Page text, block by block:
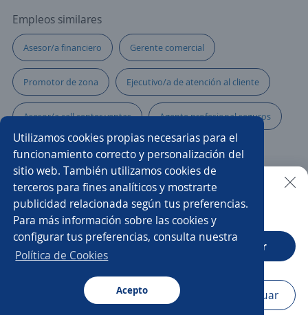
Empleos similares
Asesor/a financiero Gerente comercial
Promotor de zona Ejecutivo/a de atención al cliente
Asesor/a call center ventas Agente profesional seguros
Especialistas en ventas y atención al cliente
Asesor/a comercial freelance Asistente/a de márketing
Representante de servicio al cliente Asesora de ventas
Vendedor campo
Promotor de ventas en campo
Buscar es más fácil en la app
CT App Abrir
Navegador Continuar
Utilizamos cookies propias necesarias para el
funcionamiento correcto y personalización del
sitio web. También utilizamos cookies de
terceros para fines analíticos y mostrarte
publicidad relacionada según tus preferencias.
Para más información sobre las cookies y
configurar tus preferencias, consulta nuestra
Política de Cookies
Acepto